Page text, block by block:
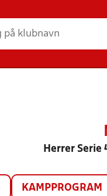
Herrer Serie
KAMPPROGRAM